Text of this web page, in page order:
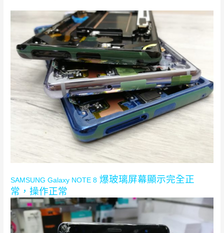
SAMSUNG Galaxy NOTE 8 爆玻璃屏幕顯示完全正
常，操作正常